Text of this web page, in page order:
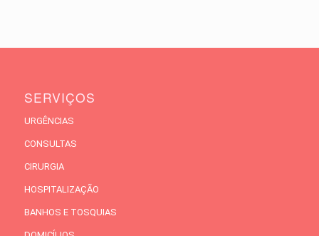
SERVIÇOS
URGÊNCIAS
CONSULTAS
CIRURGIA
HOSPITALIZAÇÃO
BANHOS E TOSQUIAS